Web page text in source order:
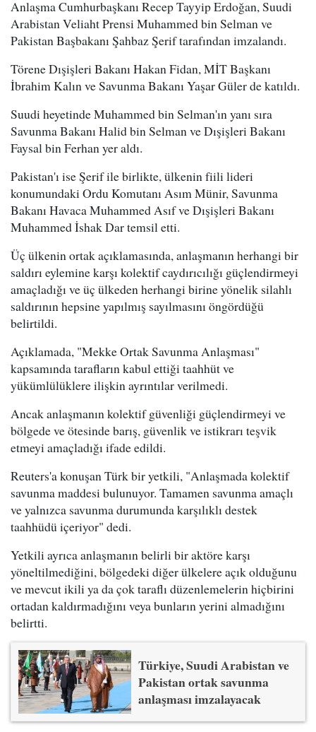
Anlaşma Cumhurbaşkanı Recep Tayyip Erdoğan, Suudi
Arabistan Veliaht Prensi Muhammed bin Selman ve
Pakistan Başbakanı Şahbaz Şerif tarafından imzalandı.
Törene Dışişleri Bakanı Hakan Fidan, MİT Başkanı
İbrahim Kalın ve Savunma Bakanı Yaşar Güler de katıldı.
Suudi heyetinde Muhammed bin Selman'ın yanı sıra
Savunma Bakanı Halid bin Selman ve Dışişleri Bakanı
Faysal bin Ferhan yer aldı.
Pakistan'ı ise Şerif ile birlikte, ülkenin fiili lideri
konumundaki Ordu Komutanı Asım Münir, Savunma
Bakanı Havaca Muhammed Asıf ve Dışişleri Bakanı
Muhammed İshak Dar temsil etti.
Üç ülkenin ortak açıklamasında, anlaşmanın herhangi bir
saldırı eylemine karşı kolektif caydırıcılığı güçlendirmeyi
amaçladığı ve üç ülkeden herhangi birine yönelik silahlı
saldırının hepsine yapılmış sayılmasını öngördüğü
belirtildi.
Açıklamada, "Mekke Ortak Savunma Anlaşması"
kapsamında tarafların kabul ettiği taahhüt ve
yükümlülüklere ilişkin ayrıntılar verilmedi.
Ancak anlaşmanın kolektif güvenliği güçlendirmeyi ve
bölgede ve ötesinde barış, güvenlik ve istikrarı teşvik
etmeyi amaçladığı ifade edildi.
Reuters'a konuşan Türk bir yetkili, "Anlaşmada kolektif
savunma maddesi bulunuyor. Tamamen savunma amaçlı
ve yalnızca savunma durumunda karşılıklı destek
taahhüdü içeriyor" dedi.
Yetkili ayrıca anlaşmanın belirli bir aktöre karşı
yöneltilmediğini, bölgedeki diğer ülkelere açık olduğunu
ve mevcut ikili ya da çok taraflı düzenlemelerin hiçbirini
ortadan kaldırmadığını veya bunların yerini almadığını
belirtti.
Türkiye, Suudi Arabistan ve
Pakistan ortak savunma
anlaşması imzalayacak